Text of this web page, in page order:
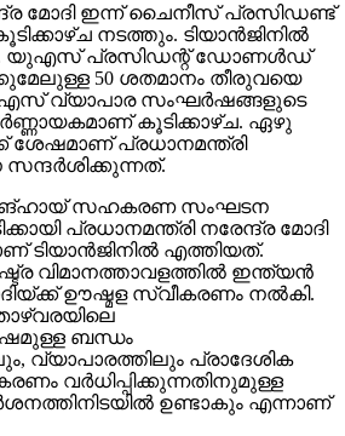
മോദി ഇന്ന് ചൈനീസ് പ്രസിഡണ്ട്
നടത്തും. ടിയാൻജിനിൽ
യുഎസ് പ്രസിഡന്റ് ഡോണൾഡ്
50 ശതമാനം തീരുവയെ
വ്യാപാര സംഘർഷങ്ങളുടെ
കൂടിക്കാഴ്ച. ഏഴു
ശേഷമാണ് പ്രധാനമന്ത്രി
സന്ദർശിക്കുന്നത്.
സഹകരണ സംഘടന
പ്രധാനമന്ത്രി നരേന്ദ്ര മോദി
ടിയാൻജിനിൽ എത്തിയത്.
വിമാനത്താവളത്തിൽ ഇന്ത്യൻ
ഊഷ്മള സ്വീകരണം നൽകി.
ബന്ധം
വ്യാപാരത്തിലും പ്രാദേശിക
വർധിപ്പിക്കുന്നതിനുമുള്ള
ഉണ്ടാകും എന്നാണ്